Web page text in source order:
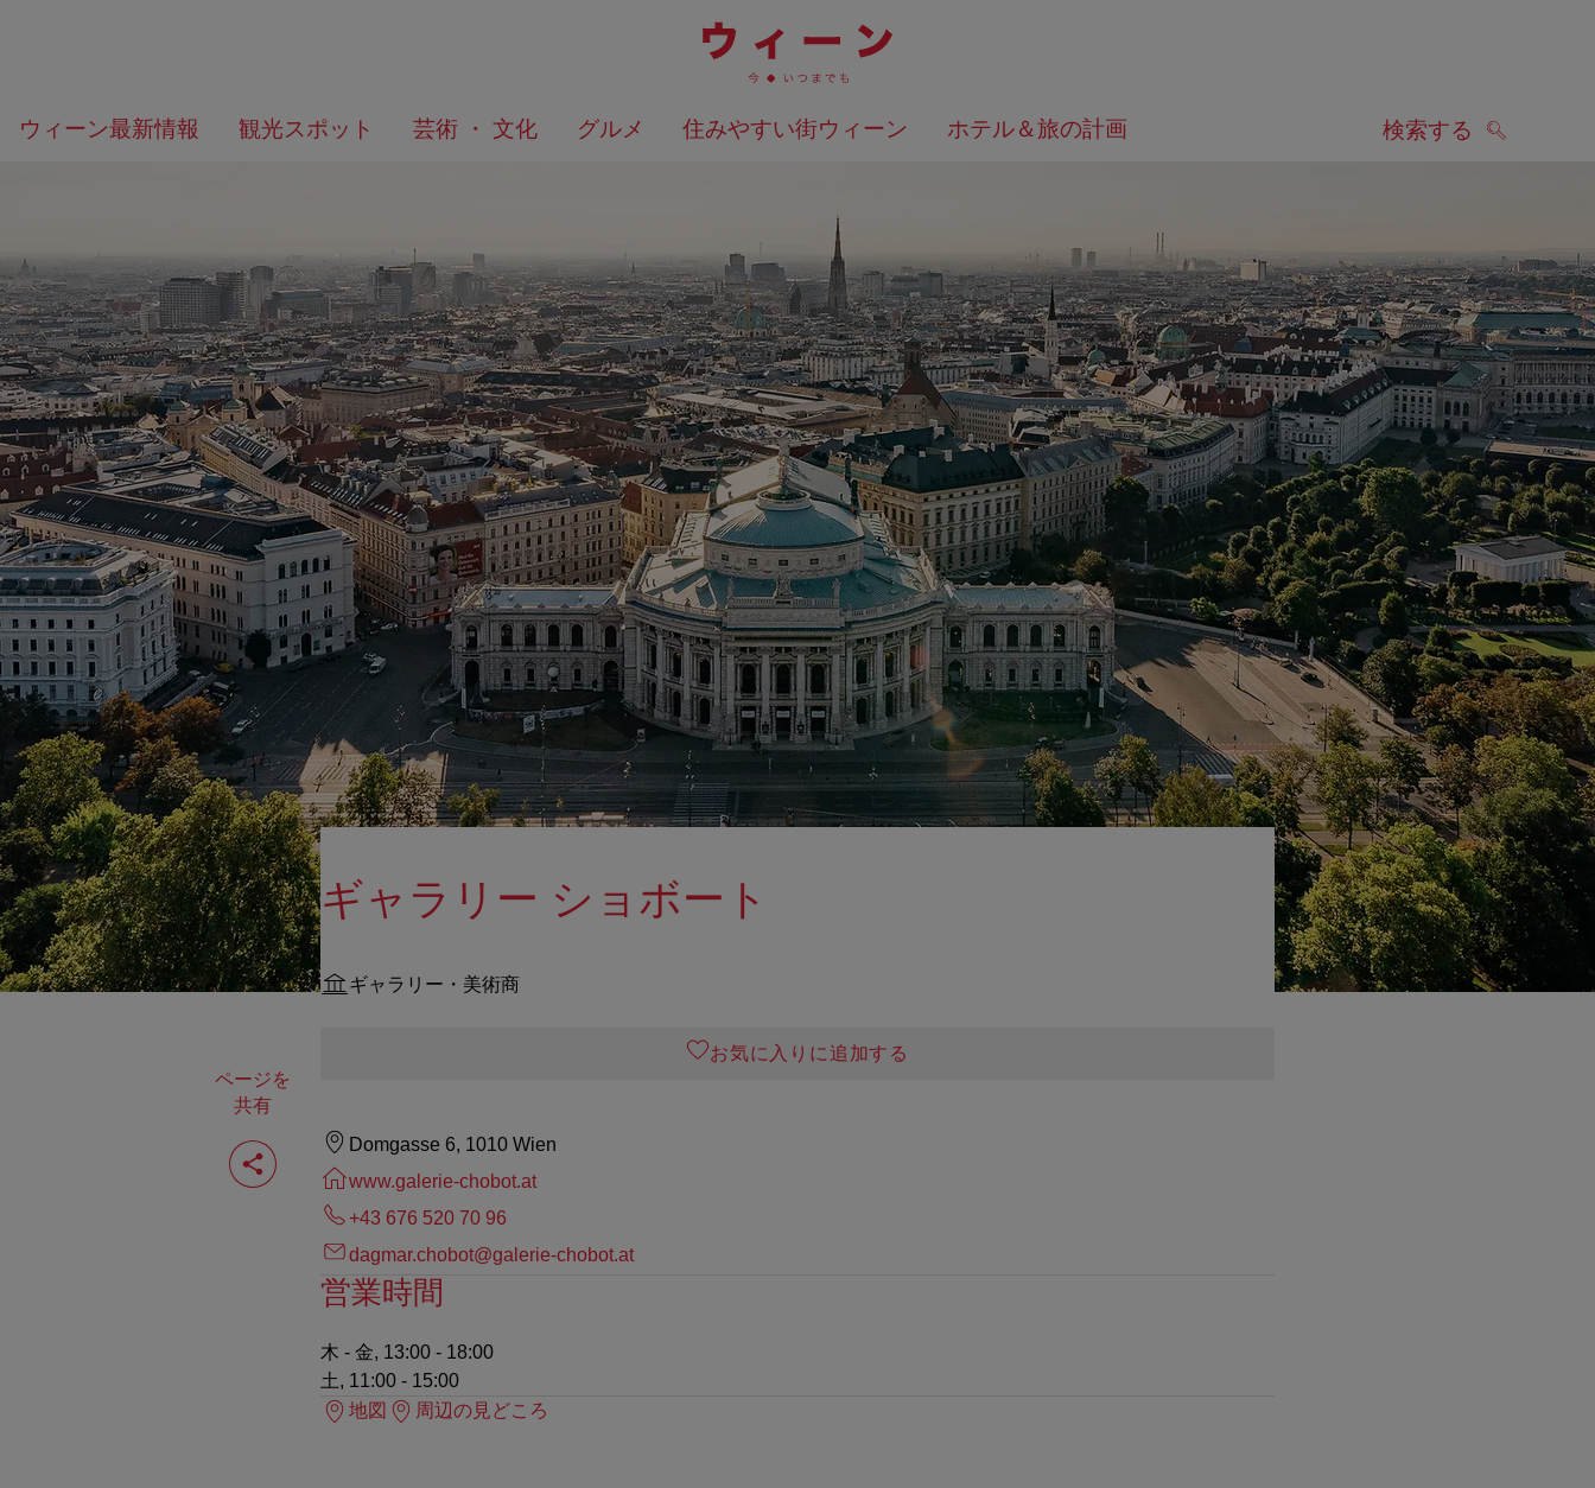
ニ
の
ッ
プ
へ
ウィーン最新情報 観光スポット 芸術 ・ 文化 グルメ 住みやすい街ウィーン ホテル＆旅の計画 検索する
何
を
か？
ページを
共有
ペ
ー
ジ
ギャラリー ショボート
ギャラリー・美術商
お気に入りに追加する
Domgasse 6, 1010 Wien
www.galerie-chobot.at
+43 676 520 70 96
dagmar.chobot@galerie-chobot.at
営業時間
木 - 金, 13:00 - 18:00
土, 11:00 - 15:00
地図
周辺の見どころ